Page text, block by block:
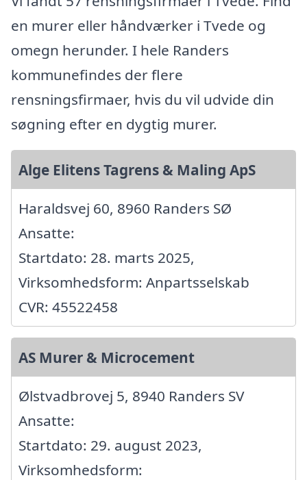
en murer eller håndværker i Tvede og
omegn herunder. I hele Randers
kommunefindes der flere
rensningsfirmaer, hvis du vil udvide din
søgning efter en dygtig murer.
Alge Elitens Tagrens & Maling ApS
Haraldsvej 60, 8960 Randers SØ
Ansatte:
Startdato: 28. marts 2025,
Virksomhedsform: Anpartsselskab
CVR: 45522458
AS Murer & Microcement
Ølstvadbrovej 5, 8940 Randers SV
Ansatte:
Startdato: 29. august 2023,
Virksomhedsform: